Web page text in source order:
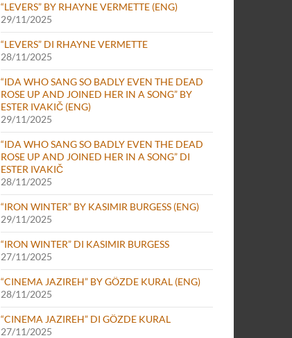
“LEVERS” BY RHAYNE VERMETTE (ENG)
29/11/2025
“LEVERS” DI RHAYNE VERMETTE
28/11/2025
“IDA WHO SANG SO BADLY EVEN THE DEAD
ROSE UP AND JOINED HER IN A SONG” BY
ESTER IVAKIČ (ENG)
29/11/2025
“IDA WHO SANG SO BADLY EVEN THE DEAD
ROSE UP AND JOINED HER IN A SONG” DI
ESTER IVAKIČ
28/11/2025
“IRON WINTER” BY KASIMIR BURGESS (ENG)
29/11/2025
“IRON WINTER” DI KASIMIR BURGESS
27/11/2025
“CINEMA JAZIREH” BY GÖZDE KURAL (ENG)
28/11/2025
“CINEMA JAZIREH” DI GÖZDE KURAL
27/11/2025